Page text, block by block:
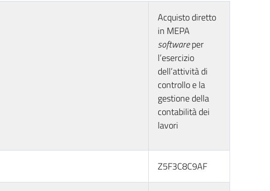
Acquisto diretto
in MEPA
softwareper
l’esercizio
dell’attività di
controllo e la
gestione della
contabilità dei
lavori
Z5F3C8C9AF